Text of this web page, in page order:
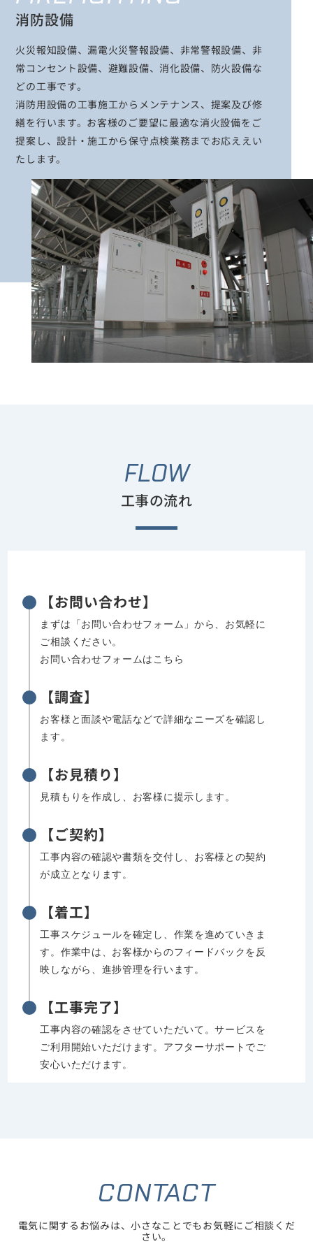
消防設備
火災報知設備、漏電火災警報設備、非常警報設備、非
常コンセント設備、避難設備、消化設備、防火設備な
どの工事です。
消防用設備の工事施工からメンテナンス、提案及び修
繕を行います。お客様のご要望に最適な消火設備をご
提案し、設計・施工から保守点検業務までお応ええい
たします。
FLOW
工事の流れ
【お問い合わせ】
まずは「お問い合わせフォーム」から、お気軽に
ご相談ください。
お問い合わせフォームはこちら
【調査】
お客様と面談や電話などで詳細なニーズを確認し
ます。
【お見積り】
見積もりを作成し、お客様に提示します。
【ご契約】
工事内容の確認や書類を交付し、お客様との契約
が成立となります。
【着工】
工事スケジュールを確定し、作業を進めていきま
す。作業中は、お客様からのフィードバックを反
映しながら、進捗管理を行います。
【工事完了】
工事内容の確認をさせていただいて。サービスを
ご利用開始いただけます。アフターサポートでご
安心いただけます。
CONTACT
電気に関するお悩みは、小さなことでもお気軽にご相談くだ
さい。